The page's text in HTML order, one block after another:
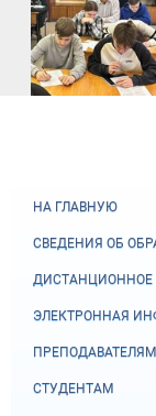
НА ГЛАВНУЮ
СВЕДЕНИЯ ОБ
ДИСТАНЦИОННОЕ
ЭЛЕКТРОННАЯ
ПРЕПОДАВАТЕЛЯМ
СТУДЕНТАМ